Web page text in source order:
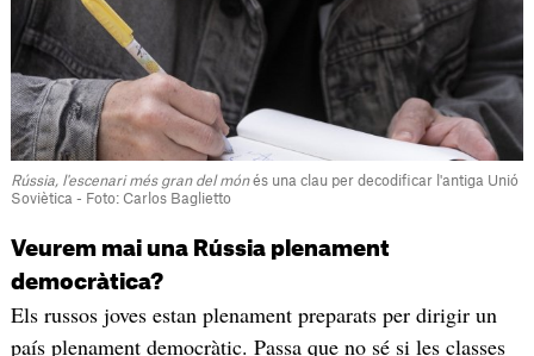
Rússia, l'escenari més gran del mónés una clau per decodificar l'antiga Unió
Soviètica - Foto: Carlos Baglietto
Veurem mai una Rússia plenament
democràtica?
Els russos joves estan plenament preparats per dirigir un
país plenament democràtic. Passa que no sé si les classes